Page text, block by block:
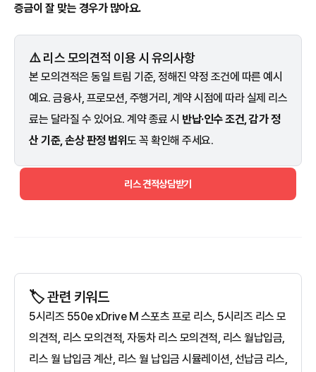
증금이 잘 맞는 경우가 많아요.
⚠️ 리스 모의견적 이용 시 유의사항
본 모의견적은 동일 트림 기준, 정해진 약정 조건에 따른 예시
예요. 금융사, 프로모션, 주행거리, 계약 시점에 따라 실제 리스
료는 달라질 수 있어요. 계약 종료 시 반납·인수 조건, 감가 정
산 기준, 손상 판정 범위도 꼭 확인해 주세요.
리스 견적상담받기
🏷️ 관련 키워드
5시리즈 550e xDrive M 스포츠 프로 리스, 5시리즈 리스 모
의견적, 리스 모의견적, 자동차 리스 모의견적, 리스 월납입금,
리스 월 납입금 계산, 리스 월 납입금 시뮬레이션, 선납금 리스,